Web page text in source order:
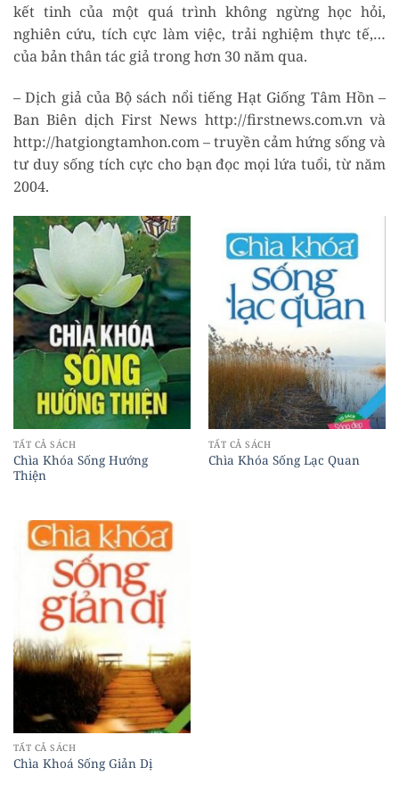
kết tinh của một quá trình không ngừng học hỏi,
nghiên cứu, tích cực làm việc, trải nghiệm thực tế,…
của bản thân tác giả trong hơn 30 năm qua.
– Dịch giả của Bộ sách nổi tiếng Hạt Giống Tâm Hồn –
Ban Biên dịch First News http://firstnews.com.vn và
http://hatgiongtamhon.com – truyền cảm hứng sống và
tư duy sống tích cực cho bạn đọc mọi lứa tuổi, từ năm
2004.
TẤT CẢ SÁCH
Chìa Khóa Sống Hướng
Thiện
TẤT CẢ SÁCH
Chìa Khóa Sống Lạc Quan
TẤT CẢ SÁCH
Chìa Khoá Sống Giản Dị